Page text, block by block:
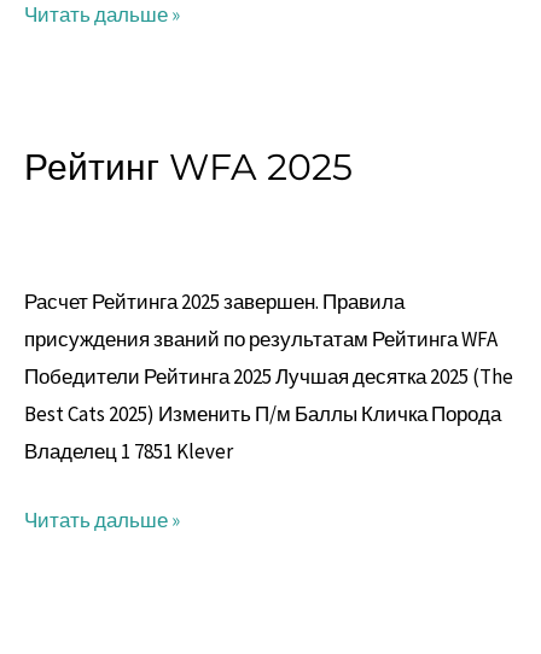
Читать дальше »
Рейтинг WFA 2025
Расчет Рейтинга 2025 завершен. Правила
присуждения званий по результатам Рейтинга WFA
Победители Рейтинга 2025 Лучшая десятка 2025 (The
Best Cats 2025) Изменить П/м Баллы Кличка Порода
Владелец 1 7851 Klever
Рейтинг
Читать дальше »